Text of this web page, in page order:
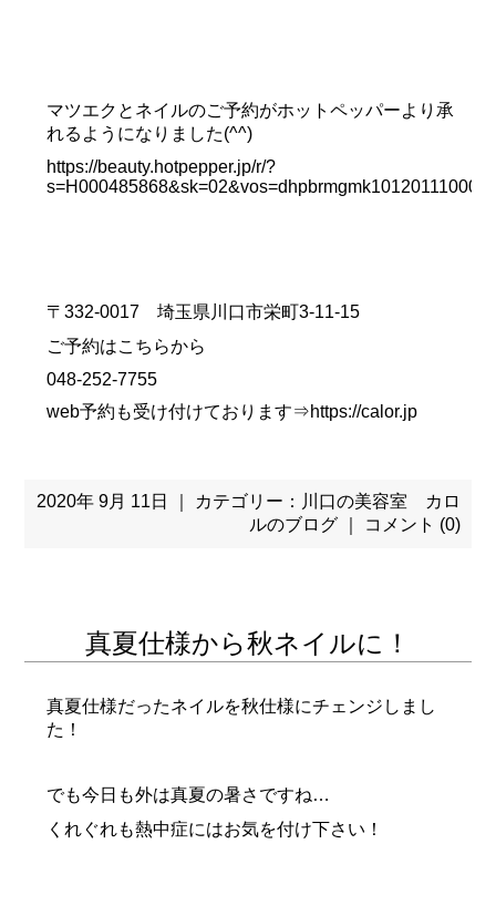
マツエクとネイルのご予約がホットペッパーより承
れるようになりました(^^)
https://beauty.hotpepper.jp/r/?
s=H000485868&sk=02&vos=dhpbrmgmk10120111000
〒332-0017 埼玉県川口市栄町3-11-15
ご予約はこちらから
048-252-7755
web予約も受け付けております⇒https://calor.jp
2020年 9月 11日 ｜ カテゴリー： 川口の美容室 カロ
ルのブログ｜ コメント (0)
真夏仕様から秋ネイルに！
真夏仕様だったネイルを秋仕様にチェンジしまし
た！
でも今日も外は真夏の暑さですね…
くれぐれも熱中症にはお気を付け下さい！